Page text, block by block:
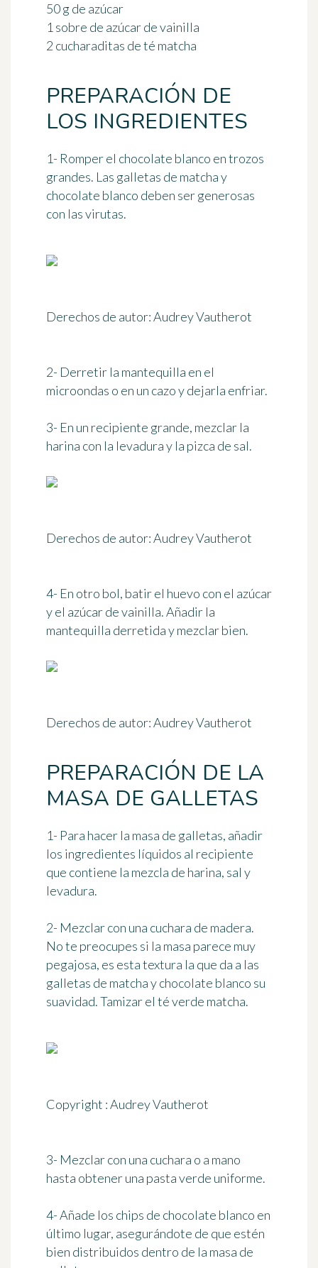
50 g de azúcar
1 sobre de azúcar de vainilla
2 cucharaditas de té matcha
PREPARACIÓN DE
LOS INGREDIENTES
1- Romper el chocolate blanco en trozos
grandes. Las galletas de matcha y
chocolate blanco deben ser generosas
con las virutas.
Derechos de autor: Audrey Vautherot
2- Derretir la mantequilla en el
microondas o en un cazo y dejarla enfriar.
3- En un recipiente grande, mezclar la
harina con la levadura y la pizca de sal.
Derechos de autor: Audrey Vautherot
4- En otro bol, batir el huevo con el azúcar
y el azúcar de vainilla. Añadir la
mantequilla derretida y mezclar bien.
Derechos de autor: Audrey Vautherot
PREPARACIÓN DE LA
MASA DE GALLETAS
1- Para hacer la masa de galletas, añadir
los ingredientes líquidos al recipiente
que contiene la mezcla de harina, sal y
levadura.
2- Mezclar con una cuchara de madera.
No te preocupes si la masa parece muy
pegajosa, es esta textura la que da a las
galletas de matcha y chocolate blanco su
suavidad. Tamizar el té verde matcha.
Copyright : Audrey Vautherot
3- Mezclar con una cuchara o a mano
hasta obtener una pasta verde uniforme.
4- Añade los chips de chocolate blanco en
último lugar, asegurándote de que estén
bien distribuidos dentro de la masa de